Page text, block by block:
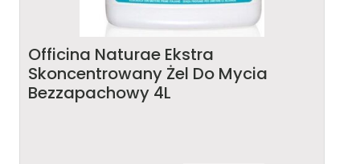
Officina Naturae Ekstra
Skoncentrowany Żel Do Mycia
Bezzapachowy 4L